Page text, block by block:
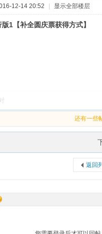
12-14 20:52 | 显示全部楼层
1【补全圆庆票获得方式】
还有一些
返回